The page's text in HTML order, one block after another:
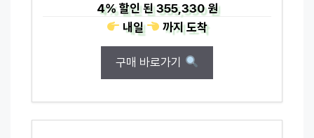
4%할인 된355,330 원
내일
까지도착
구매 바로가기